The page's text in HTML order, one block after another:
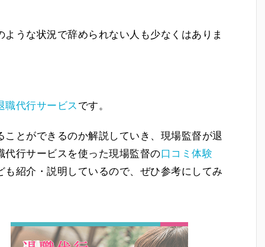
うな状況で辞められない人も少なくはありま
職代行サービス です。
とができるのか解説していき、現場監督が退
行サービスを使った現場監督の口コミ体験
紹介・説明しているので、ぜひ参考にしてみ